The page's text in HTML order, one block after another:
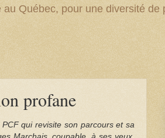
Québec, pour une diversité de
profane
qui revisite son parcours et sa